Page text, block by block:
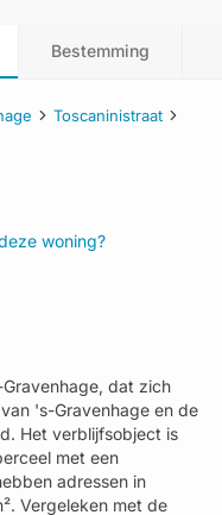
Bestemming
Toscaninistraat
woning?
dat zich
's-Gravenhage en de
Het verblijfsobject is
met een
adressen in
Vergeleken met de